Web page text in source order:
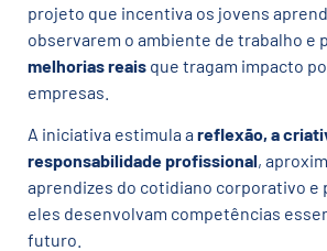
projeto que incentiva os jovens
observarem o ambiente de trabalho e
melhorias reais que tragam impacto
empresas.
A iniciativa estimula a reflexão, a
responsabilidade profissional,
aprendizes do cotidiano corporativo e
eles desenvolvam competências
futuro.